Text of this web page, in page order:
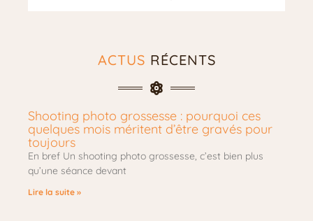
ACTUS RÉCENTS
Shooting photo grossesse : pourquoi ces
quelques mois méritent d’être gravés pour
toujours
En bref Un shooting photo grossesse, c’est bien plus
qu’une séance devant
Lire la suite »